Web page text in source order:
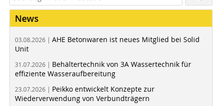
News
03.08.2026 | AHE Betonwaren ist neues Mitglied bei Solid
Unit
31.07.2026 | Behältertechnik von 3A Wassertechnik für
effiziente Wasseraufbereitung
23.07.2026 | Peikko entwickelt Konzepte zur
Wiederverwendung von Verbundträgern